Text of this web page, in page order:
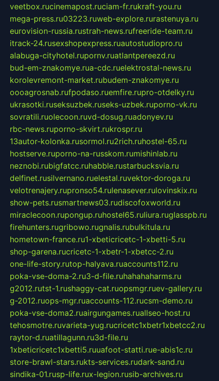
veetbox.rucinemapost.ruciam-fr.rukraft-you.ru
mega-press.ru03223.ruweb-explore.rurastenuya.ru
eurovision-russia.rustrah-news.rufreeride-team.ru
itrack-24.rusexshopexpress.ruautostudiopro.ru
alabuga-cityhotel.rupornv.ruatlantpereezd.ru
bud-em-znakomye.rua-cdc.ruelektrostal-news.ru
korolevremont-market.rubudem-znakomye.ru
oooagrosnab.rufpodaso.ruemfire.rupro-otdelky.ru
ukrasotki.ruseksuzbek.ruseks-uzbek.ruporno-vk.ru
sovratili.ruolecoon.ruvd-dosug.ruadonyev.ru
rbc-news.ruporno-skvirt.rukrospr.ru
13autor-kolonka.rusormol.ru2rich.ruhostel-65.ru
hostserve.ruporno-na-russkom.rumishinlab.ru
neznobi.rubigfatcc.ruhabble.rustarbucksvia.ru
delfinet.rusilvernano.ruelestal.ruvektor-doroga.ru
velotrenajery.rupronso54.rulenasever.rulovinskix.ru
show-pets.rusmartnews03.rudiscofoxworld.ru
miraclecoon.rupongup.ruhostel65.ruliura.ruglasspb.ru
firehunters.rugribowo.rugnalis.rubulkitula.ru
hometown-france.ru1-xbeticricetc-1-xbetti-5.ru
shop-garena.rucricetc-1-xbetr-1-xbetcc-2.ru
one-life-story.rutop-halyava.ruaccounts112.ru
poka-vse-doma-2.ru3-d-file.ruhahahaharms.ru
g2012.rutst-1.rushaggy-cat.ruopsmgr.ruev-gallery.ru
g-2012.ruops-mgr.ruaccounts-112.rucsm-demo.ru
poka-vse-doma2.ruairgungames.ruallseo-host.ru
tehosmotre.ruvarieta-yug.rucricetc1xbetr1xbetcc2.ru
raytor-d.ruatillagunn.ru3d-file.ru
1xbeticricetc1xbetti5.ruuafoot-statti.rue-abis1c.ru
store-brawl-stars.rukts-services.rudark-sand.ru
sindika-01.rusp-life.rux-legion.rusib-archives.ru